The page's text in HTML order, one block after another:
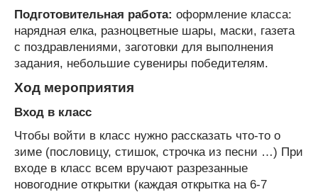
Подготовительная работа: оформление класса:
нарядная елка, разноцветные шары, маски, газета
с поздравлениями, заготовки для выполнения
задания, небольшие сувениры победителям.
Ход мероприятия
Вход в класс
Чтобы войти в класс нужно рассказать что-то о
зиме (пословицу, стишок, строчка из песни …) При
входе в класс всем вручают разрезанные
новогодние открытки (каждая открытка на 6-7